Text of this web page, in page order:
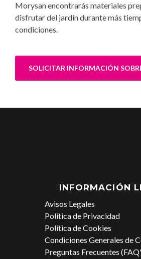
Morysan encontrarás materiales
disfrutar del jardín durante más
condiciones.
SOLICITAR INFORMACIÓN
INFORMACIÓN
Avisos Legales
Política de Privacidad
Política de Cookies
Condiciones Generales de
Preguntas Frecuentes